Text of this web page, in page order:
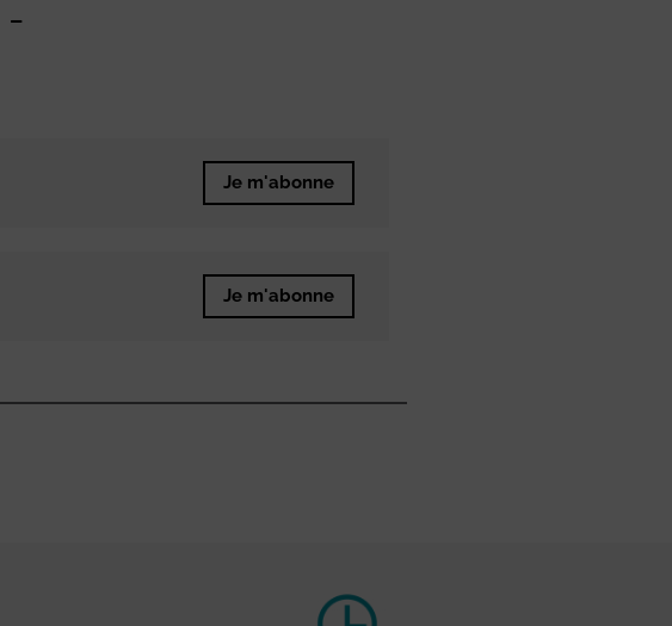
Je m'abonne
Je m'abonne